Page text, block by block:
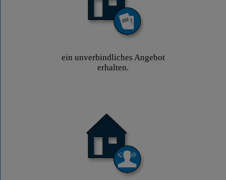
ein unverbindliches Angebot
erhalten.